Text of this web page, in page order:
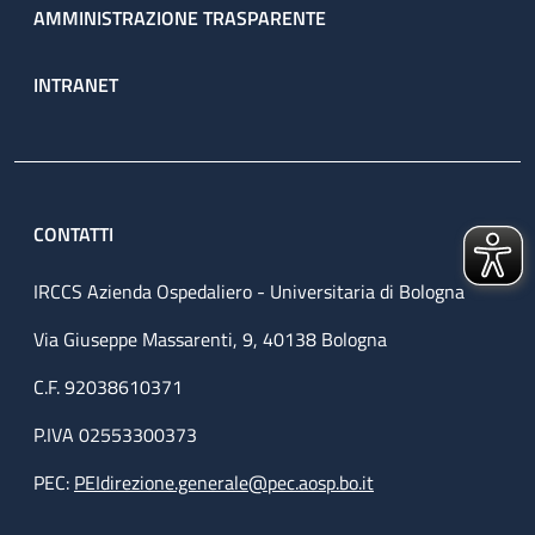
AMMINISTRAZIONE TRASPARENTE
INTRANET
CONTATTI
IRCCS Azienda Ospedaliero - Universitaria di Bologna
Via Giuseppe Massarenti, 9, 40138 Bologna
C.F. 92038610371
P.IVA 02553300373
PEC: PEIdirezione.generale@pec.aosp.bo.it